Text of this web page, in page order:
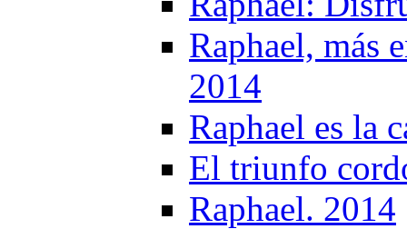
Raphael, más
2014
Raphael es la
El triunfo
Raphael. 2014